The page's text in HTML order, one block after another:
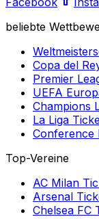
beliebte
Copa del
Premier
UEFA
Champions
La Liga
Conference
Top-Vereine
AC Milan
Arsenal
Chelsea FC